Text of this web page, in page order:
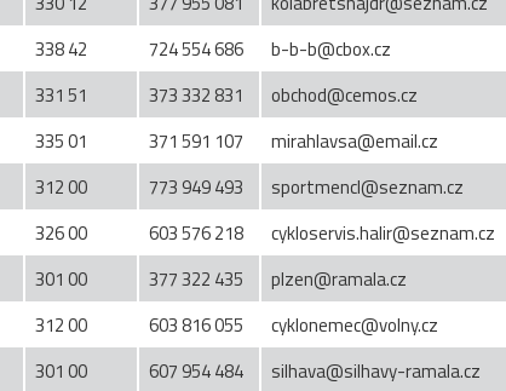
338 42 724 554 686
b-b-b@cbox.cz
331 51 373 332 831 obchod@cemos.cz
335 01 371 591 107
mirahlavsa@email.cz
312 00 773 949 493
sportmencl@seznam.cz
326 00 603 576 218
cykloservis.halir@seznam.cz
301 00 377 322 435
plzen@ramala.cz
312 00 603 816 055 cyklonemec@volny.cz
301 00 607 954 484
silhava@silhavy-ramala.cz